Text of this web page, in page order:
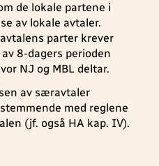
de lokale partene i
av lokale avtaler.
parter krever
8-dagers perioden
NJ og MBL deltar.
av særavtaler
med reglene
(jf. også HA kap. IV).